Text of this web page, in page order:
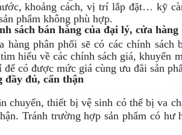
khoảng cách, vị trí lắp đặt… kỹ
phẩm không phù hợp.
sách bán hàng của đại lý, cửa hàng
hàng phân phối sẽ có các chính sách
hiểu về các chính sách giá, khuyến
để có được mức giá cùng ưu đãi sản
đầy đủ, cẩn thận
chuyển, thiết bị vệ sinh có thể bị va
Tránh trường hợp sản phẩm có